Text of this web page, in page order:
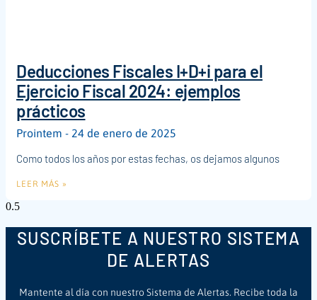
Deducciones Fiscales I+D+i para el
Ejercicio Fiscal 2024: ejemplos
prácticos
Prointem
24 de enero de 2025
Como todos los años por estas fechas, os dejamos algunos
LEER MÁS »
SUSCRÍBETE A NUESTRO SISTEMA
DE ALERTAS
Mantente al día con nuestro Sistema de Alertas. Recibe toda la